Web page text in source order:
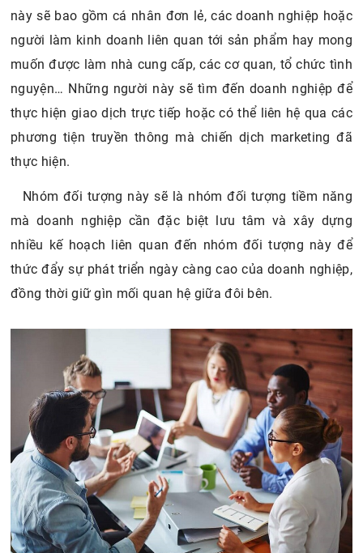
này sẽ bao gồm cá nhân đơn lẻ, các doanh nghiệp hoặc
người làm kinh doanh liên quan tới sản phẩm hay mong
muốn được làm nhà cung cấp, các cơ quan, tổ chức tình
nguyện… Những người này sẽ tìm đến doanh nghiệp để
thực hiện giao dịch trực tiếp hoặc có thể liên hệ qua các
phương tiện truyền thông mà chiến dịch marketing đã
thực hiện.
Nhóm đối tượng này sẽ là nhóm đối tượng tiềm năng
mà doanh nghiệp cần đặc biệt lưu tâm và xây dựng
nhiều kế hoạch liên quan đến nhóm đối tượng này để
thức đẩy sự phát triển ngày càng cao của doanh nghiệp,
đồng thời giữ gìn mối quan hệ giữa đôi bên.